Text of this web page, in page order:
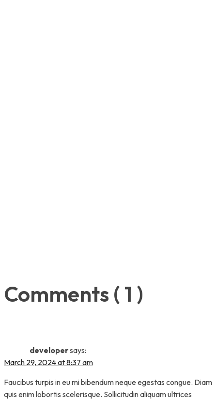
Comments ( 1 )
developersays:
March 29, 2024 at 8:37 am
Faucibus turpis in eu mi bibendum neque egestas congue. Diam
quis enim lobortis scelerisque. Sollicitudin aliquam ultrices